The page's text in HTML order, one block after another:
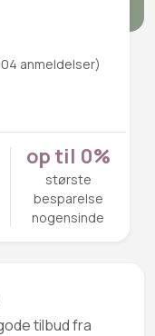
anmeldelser)
op til 0%
største
besparelse
nogensinde
tilbud fra